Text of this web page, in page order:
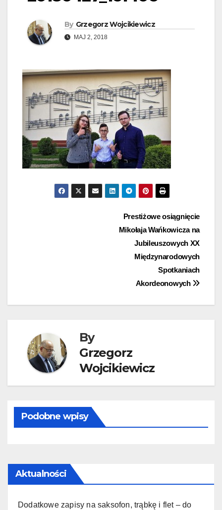
By Grzegorz Wojcikiewicz
MAJ 2, 2018
Prestiżowe osiągnięcie
Mikołaja Wańkowicza na
Jubileuszowych XX
Międzynarodowych
Spotkaniach
Akordeonowych
By
Grzegorz
Wojcikiewicz
Podobne wpisy
Aktualności
Dodatkowe zapisy na saksofon, trąbkę i flet – do